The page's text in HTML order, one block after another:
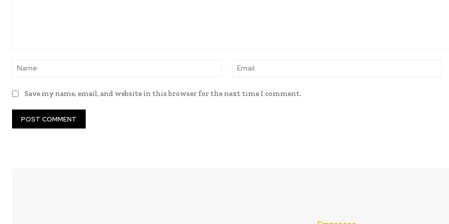
Name:
Save my name, email, and website in this browser for the next time I comment.